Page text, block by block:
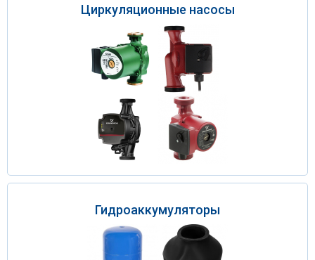
Циркуляционные насосы
Гидроаккумуляторы